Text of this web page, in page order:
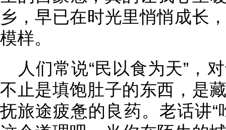
乡，早已在时光里悄悄成长
模样。
人们常说“民以食为天”，
不止是填饱肚子的东西，是
抚旅途疲惫的良药。老话讲